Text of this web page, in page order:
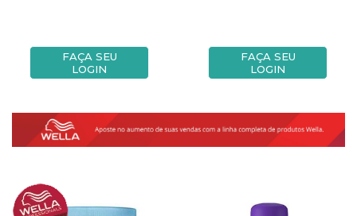
FAÇA SEU
LOGIN
FAÇA SEU
LOGIN